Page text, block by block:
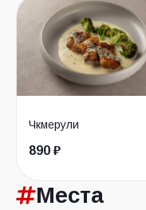
Чкмерули
890 ₽
Места